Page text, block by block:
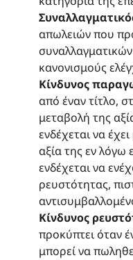
απωλειών που
συναλλαγματικών
κανονισμούς
Κίνδυνος
από έναν τίτλο,
μεταβολή της
ενδέχεται να
αξία της εν
ενδέχεται να
ρευστότητας,
Κίνδυνος
προκύπτει όταν
μπορεί να